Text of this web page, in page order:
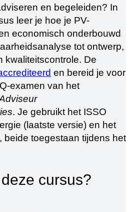
en begeleiden? In
leer je hoe je PV-
economisch onderbouwd
tot ontwerp,
kwaliteitscontrole. De
en bereid je voor
examen van het
. Je gebruikt het ISSO
(laatste versie) en het
beide toegestaan tijdens het
cursus?